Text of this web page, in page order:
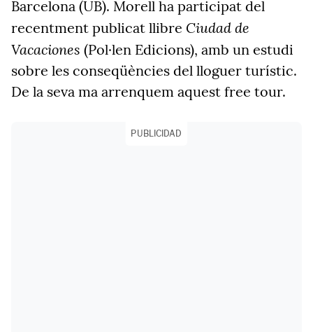
Barcelona (UB). Morell ha participat del
recentment publicat llibre Ciudad de
Vacaciones (Pol·len Edicions), amb un estudi
sobre les conseqüències del lloguer turístic.
De la seva ma arrenquem aquest free tour.
PUBLICIDAD